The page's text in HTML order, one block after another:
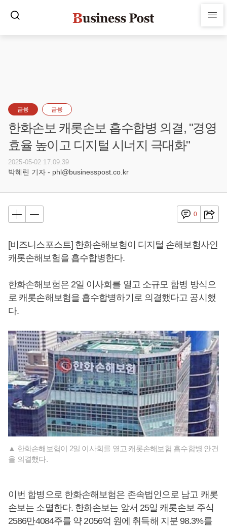
금융 금융
한화손보 캐롯손보 흡수합병 의결, "경영
효율 높이고 디지털 시너지 극대화"
2025-05-02 17:09:39
박혜린 기자 - phl@businesspost.co.kr
0
[비즈니스포스트] 한화손해보험이 디지털 손해보험사인
캐롯손해보험을 흡수합병한다.
한화손해보험은 2일 이사회를 열고 소규모 합병 방식으
로 캐롯손해보험을 흡수합병하기로 의결했다고 공시했
다.
▲ 한화손해보험이 2일 이사회를 열고 캐롯손해보험 흡수합병 안건
을 의결했다.
이번 합병으로 한화손해보험은 존속법인으로 남고 캐롯
손보는 소멸한다. 한화손보는 앞서 25일 캐롯손보 주식
2586만4084주를 약 2056억 원에 취득해 지분 98.3%를